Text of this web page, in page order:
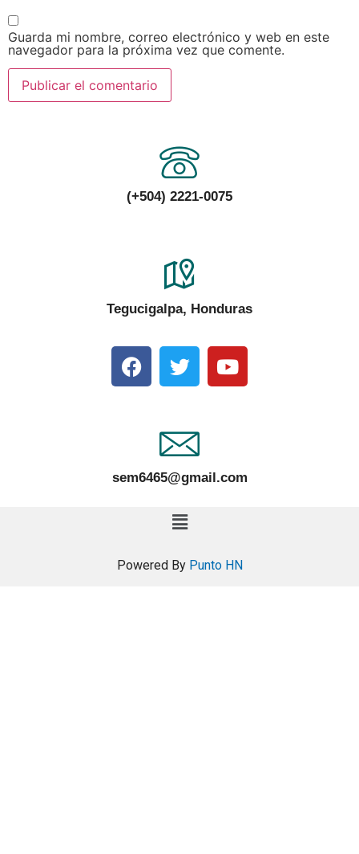
Guarda mi nombre, correo electrónico y web en este
navegador para la próxima vez que comente.
(+504) 2221-0075
Tegucigalpa, Honduras
sem6465@gmail.com
Powered By Punto HN